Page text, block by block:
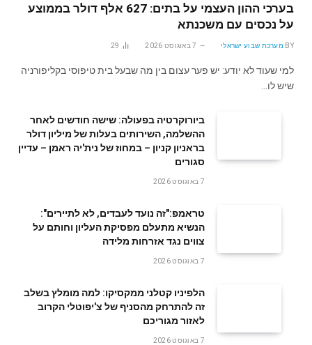
בערכי ההון העצמי על בתים: 627 אלף דולר בממוצע
על נכסים עם משכנתא
BY מערכת שבוע ישראלי 7 באוגוסט 2026 29
למי שעוד לא יודע: יש פער עצום בין מה שבעל בית טיפוסי בקליפורניה
שיש לו…
ביורוקרטיה בפעולה: שישה חודשים לאחר
ההשלמה, השירותים בעלות של מיליון דולר
בראניון קניון – במחוז של נית'יה ראמן – עדיין
סגורים
7 באוגוסט 2026
טראמפ:"זה נועד לעבדים, לא לתיירים":
הנשיא מתעלם מפסיקת העליון וחותם על
צווים נגד אזרחות מלידה
7 באוגוסט 2026
הלפיניו קטלני ממקסיקו: למה מומלץ בשלב
זה להתרחק מהסניף של צ'יפוטלי הקרוב
לאזור מגוריכם
7 באוגוסט 2026